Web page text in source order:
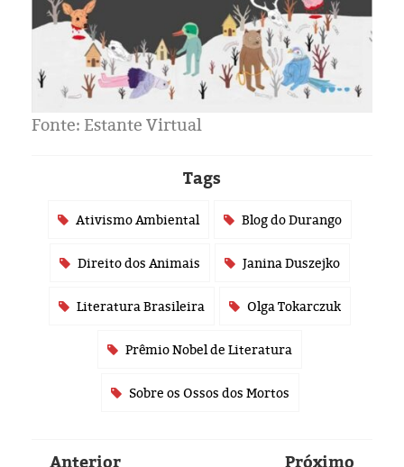
Fonte: Estante Virtual
Tags
Ativismo Ambiental Blog do Durango
Direito dos Animais Janina Duszejko
Literatura Brasileira Olga Tokarczuk
Prêmio Nobel de Literatura
Sobre os Ossos dos Mortos